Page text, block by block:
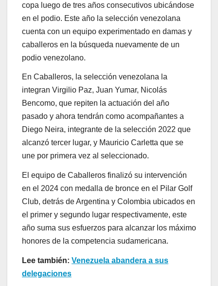
copa luego de tres años consecutivos ubicándose
en el podio. Este año la selección venezolana
cuenta con un equipo experimentado en damas y
caballeros en la búsqueda nuevamente de un
podio venezolano.
En Caballeros, la selección venezolana la
integran Virgilio Paz, Juan Yumar, Nicolás
Bencomo, que repiten la actuación del año
pasado y ahora tendrán como acompañantes a
Diego Neira, integrante de la selección 2022 que
alcanzó tercer lugar, y Mauricio Carletta que se
une por primera vez al seleccionado.
El equipo de Caballeros finalizó su intervención
en el 2024 con medalla de bronce en el Pilar Golf
Club, detrás de Argentina y Colombia ubicados en
el primer y segundo lugar respectivamente, este
año suma sus esfuerzos para alcanzar los máximo
honores de la competencia sudamericana.
Lee también: Venezuela abandera a sus
delegaciones